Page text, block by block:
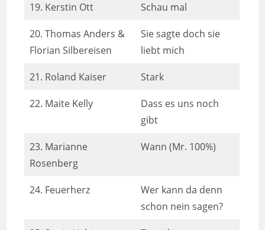
19. Kerstin Ott Schau mal
20. Thomas Anders &
Florian Silbereisen
Sie sagte doch sie
liebt mich
21. Roland Kaiser Stark
22. Maite Kelly
Dass es uns noch
gibt
23. Marianne
Rosenberg
Wann (Mr. 100%)
24. Feuerherz
Wer kann da denn
schon nein sagen?